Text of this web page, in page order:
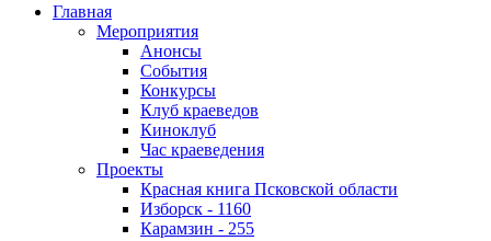
Главная
Мероприятия
Анонсы
События
Конкурсы
Клуб краеведов
Киноклуб
Час краеведения
Проекты
Красная книга Псковской области
Изборск - 1160
Карамзин - 255